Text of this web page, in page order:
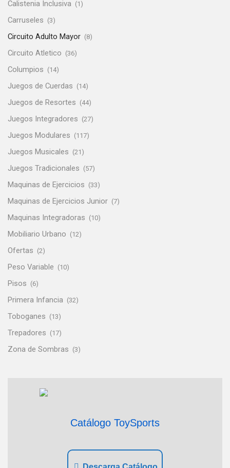
Calistenia Inclusiva (1)
Carruseles (3)
Circuito Adulto Mayor (8)
Circuito Atletico (36)
Columpios (14)
Juegos de Cuerdas (14)
Juegos de Resortes (44)
Juegos Integradores (27)
Juegos Modulares (117)
Juegos Musicales (21)
Juegos Tradicionales (57)
Maquinas de Ejercicios (33)
Maquinas de Ejercicios Junior (7)
Maquinas Integradoras (10)
Mobiliario Urbano (12)
Ofertas (2)
Peso Variable (10)
Pisos (6)
Primera Infancia (32)
Toboganes (13)
Trepadores (17)
Zona de Sombras (3)
Catálogo ToySports